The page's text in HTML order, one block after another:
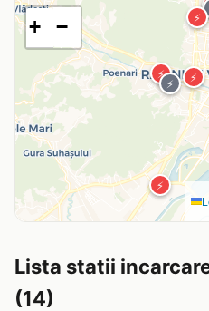
⚡
⚡
⚡
⚡
⚡
+ −
Lista statii
(14)